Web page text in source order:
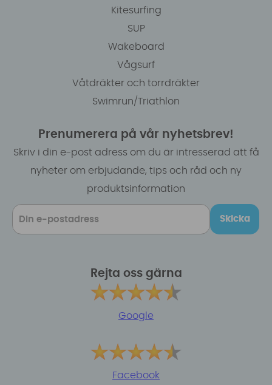
Kitesurfing
SUP
Wakeboard
Vågsurf
Våtdräkter och torrdräkter
Swimrun/Triathlon
Prenumerera på vår nyhetsbrev!
Skriv i din e-post adress om du är intresserad att få
nyheter om erbjudande, tips och råd och ny
produktsinformation
Skicka
Rejta oss gärna
Google
Facebook